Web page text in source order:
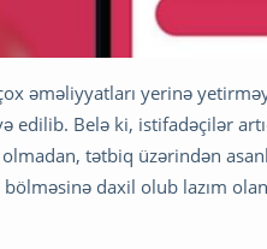
əməliyyatları yerinə
edilib. Belə ki, istifadəçilər
tətbiq üzərindən
bölməsinə daxil olub lazım